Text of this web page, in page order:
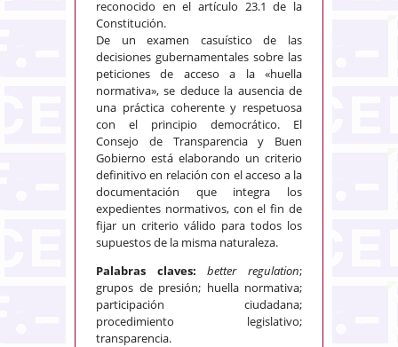
reconocido en el artículo 23.1 de la
Constitución.
De un examen casuístico de las
decisiones gubernamentales sobre las
peticiones de acceso a la «huella
normativa», se deduce la ausencia de
una práctica coherente y respetuosa
con el principio democrático. El
Consejo de Transparencia y Buen
Gobierno está elaborando un criterio
definitivo en relación con el acceso a la
documentación que integra los
expedientes normativos, con el fin de
fijar un criterio válido para todos los
supuestos de la misma naturaleza.
Palabras claves:better regulation;
grupos de presión; huella normativa;
participación ciudadana;
procedimiento legislativo;
transparencia.